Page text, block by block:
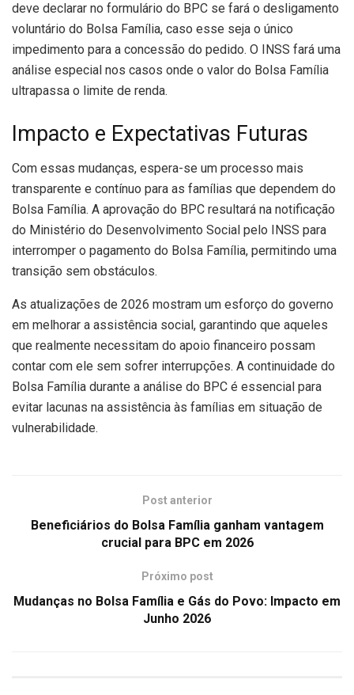
deve declarar no formulário do BPC se fará o desligamento
voluntário do Bolsa Família, caso esse seja o único
impedimento para a concessão do pedido. O INSS fará uma
análise especial nos casos onde o valor do Bolsa Família
ultrapassa o limite de renda.
Impacto e Expectativas Futuras
Com essas mudanças, espera-se um processo mais
transparente e contínuo para as famílias que dependem do
Bolsa Família. A aprovação do BPC resultará na notificação
do Ministério do Desenvolvimento Social pelo INSS para
interromper o pagamento do Bolsa Família, permitindo uma
transição sem obstáculos.
As atualizações de 2026 mostram um esforço do governo
em melhorar a assistência social, garantindo que aqueles
que realmente necessitam do apoio financeiro possam
contar com ele sem sofrer interrupções. A continuidade do
Bolsa Família durante a análise do BPC é essencial para
evitar lacunas na assistência às famílias em situação de
vulnerabilidade.
Post anterior
Beneficiários do Bolsa Família ganham vantagem
crucial para BPC em 2026
Próximo post
Mudanças no Bolsa Família e Gás do Povo: Impacto em
Junho 2026